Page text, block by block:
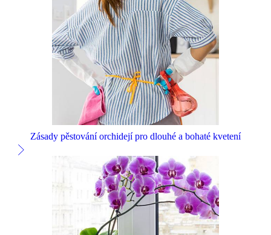
Zásady pěstování orchidejí pro dlouhé a bohaté kvetení